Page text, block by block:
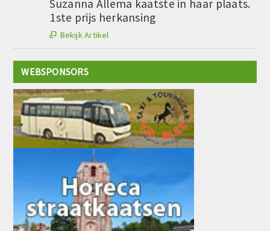
Suzanna Allema kaatste in haar plaats.
1ste prijs herkansing
 Bekijk Artikel
WEBSPONSORS